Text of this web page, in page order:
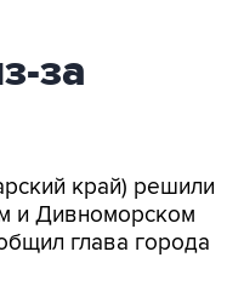
за
край) решили
и Дивноморском
глава города